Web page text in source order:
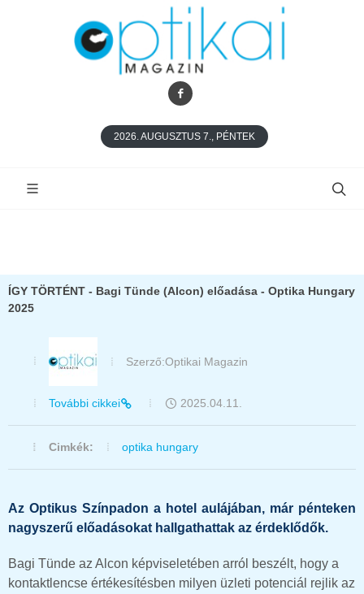
2026. AUGUSZTUS 7., PÉNTEK
ÍGY TÖRTÉNT - Bagi Tünde (Alcon) előadása - Optika Hungary
2025
Szerző:Optikai Magazin
További cikkei 2025.04.11.
Cimkék: optika hungary
Az Optikus Színpadon a hotel aulájában, már pénteken
nagyszerű előadásokat hallgathattak az érdeklődők.
Bagi Tünde az Alcon képviseletében arról beszélt, hogy a
kontaktlencse értékesítésben milyen üzleti potenciál rejlik az